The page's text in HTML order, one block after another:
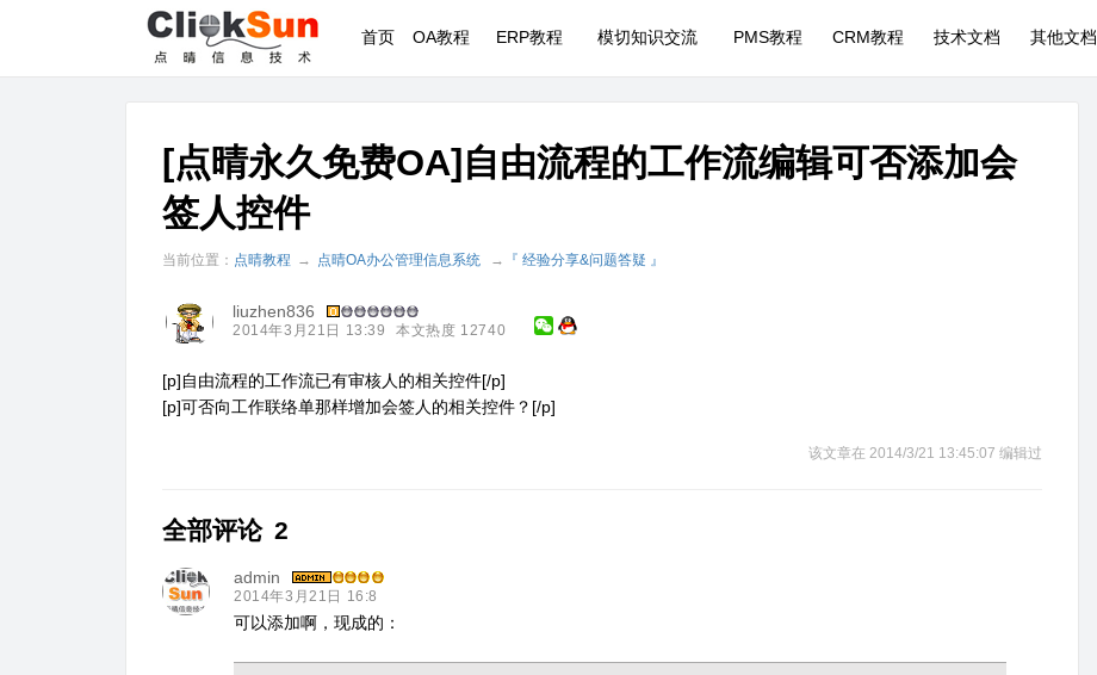
首页 OA教程 ERP教程 模切知识交流 PMS教程 CRM教程 技术文档 其他文档
[点晴永久免费OA]自由流程的工作流编辑可否添加会
签人控件
当前位置： 点晴教程 → 点晴OA办公管理信息系统 → 『 经验分享&问题答疑 』
liuzhen836
2014年3月21日 13:39 本文热度 12740
[p]自由流程的工作流已有审核人的相关控件[/p]
[p]可否向工作联络单那样增加会签人的相关控件？[/p]
该文章在 2014/3/21 13:45:07 编辑过
全部评论 2
admin
2014年3月21日 16:8
可以添加啊，现成的：